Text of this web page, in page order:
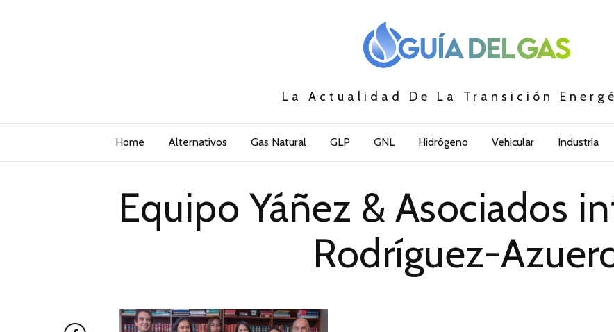
La Actualidad De La Transición
Home Alternativos Gas Natural GLP GNL Hidrógeno Vehicular Industria
Equipo Yáñez & Asociados
Rodríguez-